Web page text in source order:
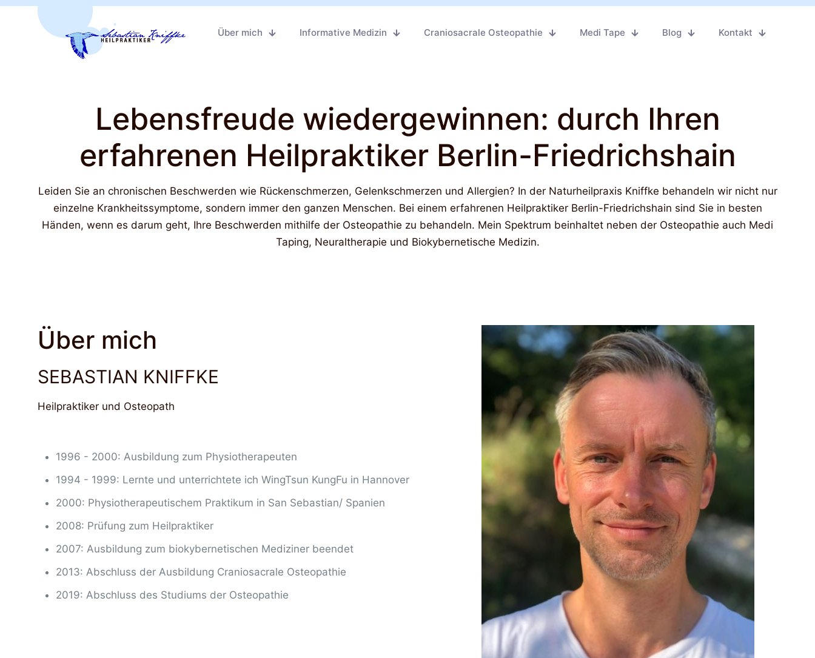
Über mich Informative Medizin Craniosacrale Osteopathie Medi Tape Blog Kontakt
Lebensfreude wiedergewinnen: durch Ihren
erfahrenen Heilpraktiker Berlin-Friedrichshain
Leiden Sie an chronischen Beschwerden wie Rückenschmerzen, Gelenkschmerzen und Allergien? In der Naturheilpraxis Kniffke behandeln wir nicht nur
einzelne Krankheitssymptome, sondern immer den ganzen Menschen. Bei einem erfahrenen Heilpraktiker Berlin-Friedrichshain sind Sie in besten
Händen, wenn es darum geht, Ihre Beschwerden mithilfe der Osteopathie zu behandeln. Mein Spektrum beinhaltet neben der Osteopathie auch Medi
Taping, Neuraltherapie und Biokybernetische Medizin.
Über mich
SEBASTIAN KNIFFKE
Heilpraktiker und Osteopath
1996 - 2000: Ausbildung zum Physiotherapeuten
1994 - 1999: Lernte und unterrichtete ich WingTsun KungFu in Hannover
2000: Physiotherapeutischem Praktikum in San Sebastian/ Spanien
2008: Prüfung zum Heilpraktiker
2007: Ausbildung zum biokybernetischen Mediziner beendet
2013: Abschluss der Ausbildung Craniosacrale Osteopathie
2019: Abschluss des Studiums der Osteopathie